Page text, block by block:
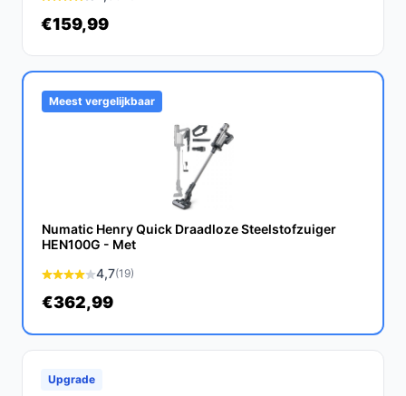
De Bosch Unlimited 9 is ontworpen voor langdurig
Is dit geschikt voor het reinigen van huisdierenhaar?
Ja, de anti-haarklit technologie en de krachtige
zuigkracht maken deze stofzuiger zeer geschikt voor
het verwijderen van huisdierenhaar van verschillende
Wat zijn de belangrijkste verschillen met een
Unlimited 9 draadloos, waardoor u meer vrijheid heeft
tijdens het stofzuigen. Bovendien biedt hij een betere
filtratie en gebruiksgemak.
€159,99
Meest vergelijkbaar
Numatic Henry Quick Draadloze Steelstofzuiger
HEN100G - Met
4,7(19)
€362,99
Upgrade